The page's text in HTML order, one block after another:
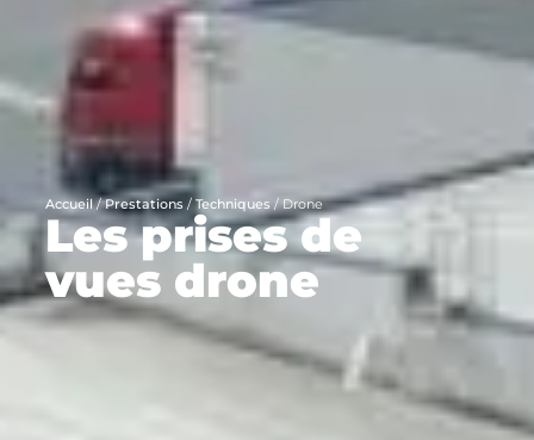
Accueil/Prestations /Techniques /Drone
Les prises de
vues drone